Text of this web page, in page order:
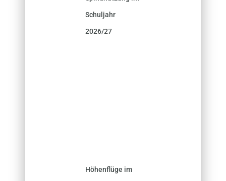
Schuljahr
2026/27
Höhenflüge im